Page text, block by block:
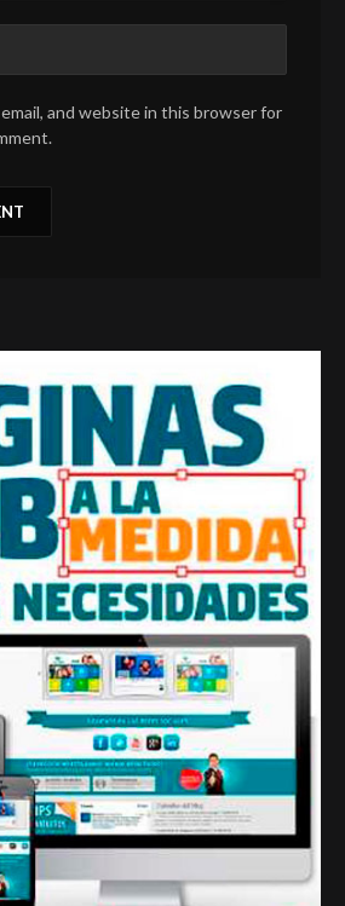
email, and website in this browser for